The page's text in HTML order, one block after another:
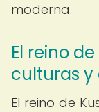
moderna.
El reino
culturas
El reino de